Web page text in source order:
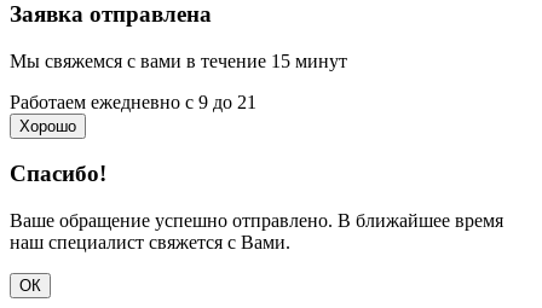
Заявка отправлена
Мы свяжемся с вами в течение 15 минут
Работаем ежедневно с 9 до 21
Хорошо
Спасибо!
Ваше обращение успешно отправлено. В ближайшее время
наш специалист свяжется с Вами.
ОК